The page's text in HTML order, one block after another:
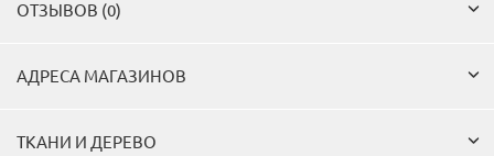
ОТЗЫВОВ (0)
АДРЕСА МАГАЗИНОВ
ТКАНИ И ДЕРЕВО